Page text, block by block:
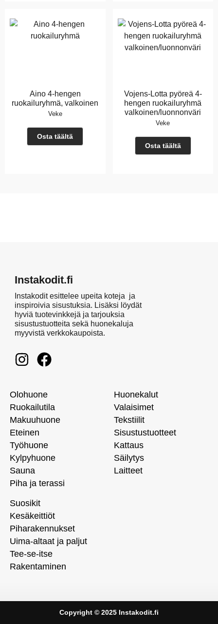
Aino 4-hengen
ruokailuryhmä, valkoinen
Veke
Osta täältä
Vojens-Lotta pyöreä 4-
hengen ruokailuryhmä
valkoinen/luonnonväri
Veke
Osta täältä
Instakodit.fi
Instakodit esittelee upeita koteja ja
inspiroivia sisustuksia. Lisäksi löydät
hyviä tuotevinkkejä ja tarjouksia
sisustustuotteita sekä huonekaluja
myyvistä verkkokaupoista.
Olohuone
Ruokailutila
Makuuhuone
Eteinen
Työhuone
Kylpyhuone
Sauna
Piha ja terassi
Huonekalut
Valaisimet
Tekstiilit
Sisustustuotteet
Kattaus
Säilytys
Laitteet
Suosikit
Kesäkeittiöt
Piharakennukset
Uima-altaat ja paljut
Tee-se-itse
Rakentaminen
Copyright © 2025 Instakodit.fi